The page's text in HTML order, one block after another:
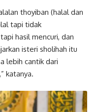
thoyiban (halal dan
tapi tidak
hasil mencuri, dan
isteri sholihah itu
lebih cantik dari
katanya.